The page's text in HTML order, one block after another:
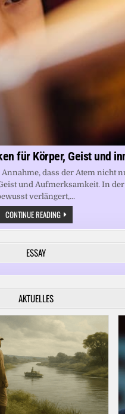
für Körper, Geist und
dass der Atem nicht
und Aufmerksamkeit. In
verlängert,...
CONTINUE READINGATEM
ALS
SCHLÜSSEL:
TECHNIKEN
KÖRPER,
UND
RUHE
ESSAY
AKTUELLES